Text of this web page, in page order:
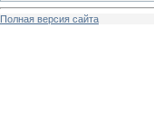
Полная версия сайта